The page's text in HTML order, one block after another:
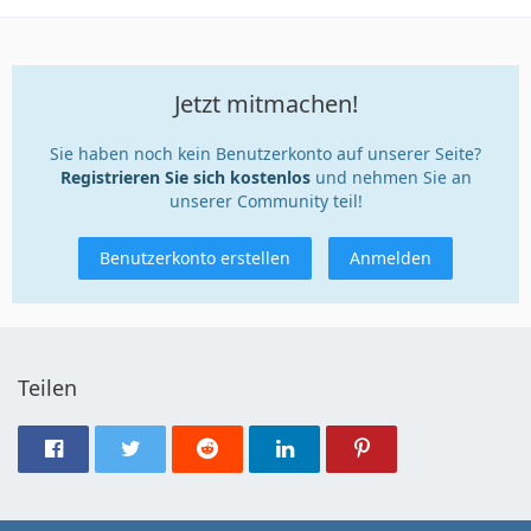
Jetzt mitmachen!
Sie haben noch kein Benutzerkonto auf unserer Seite?
Registrieren Sie sich kostenlosund nehmen Sie an
unserer Community teil!
Benutzerkonto erstellen Anmelden
Teilen